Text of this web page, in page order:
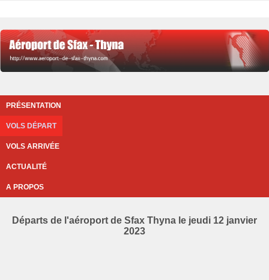
PRÉSENTATION
VOLS DÉPART
VOLS ARRIVÉE
ACTUALITÉ
A PROPOS
Départs de l'aéroport de Sfax Thyna le jeudi 12 janvier
2023